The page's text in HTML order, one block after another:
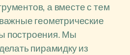
а вместе с тем
геометрические
построения. Мы
пирамидку из